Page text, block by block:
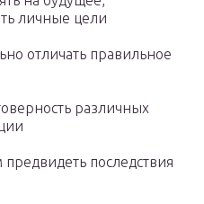
личные цели
отличать правильное
различных
последствия